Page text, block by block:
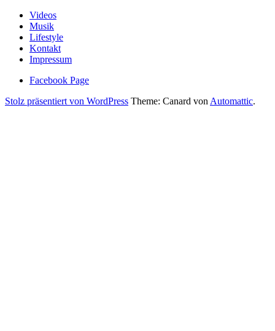
Videos
Musik
Lifestyle
Kontakt
Impressum
Facebook Page
Stolz präsentiert von WordPress Theme: Canard von Automattic.